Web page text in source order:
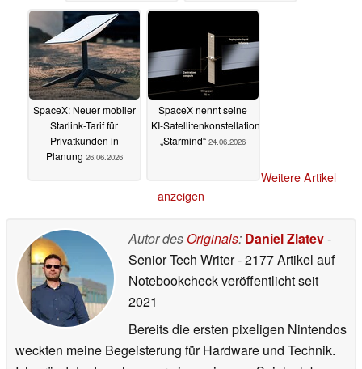
SpaceX: Neuer mobiler
Starlink-Tarif für
Privatkunden in
Planung 26.06.2026
SpaceX nennt seine
KI‑Satellitenkonstellation
„Starmind“ 24.06.2026
Weitere Artikel
anzeigen
Autor des Originals: Daniel Zlatev-
Senior Tech Writer- 2177 Artikel auf
Notebookcheck veröffentlichtseit
2021
Bereits die ersten pixeligen Nintendos
weckten meine Begeisterung für Hardware und Technik.